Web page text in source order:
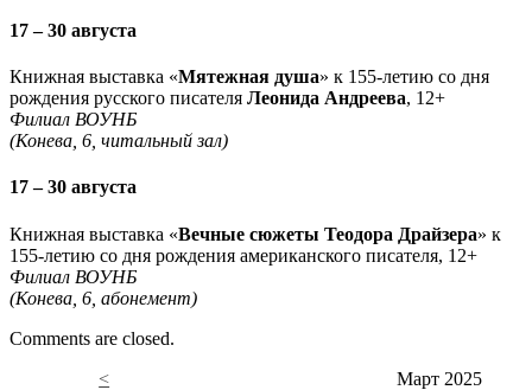
17 – 30 августа
Книжная выставка «Мятежная душа» к 155-летию со дня
рождения русского писателя Леонида Андреева, 12+
Филиал ВОУНБ
(Конева, 6, читальный зал)
17 – 30 августа
Книжная выставка «Вечные сюжеты Теодора Драйзера» к
155-летию со дня рождения американского писателя, 12+
Филиал ВОУНБ
(Конева, 6, абонемент)
Comments are closed.
<
Март 2025